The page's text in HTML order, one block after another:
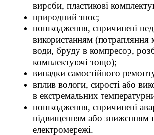
вироби, пластикові
природний знос;
пошкодження, спричинені
використанням (потрапляння
води, бруду в компресор,
комплектуючі тощо);
випадки самостійного
вплив вологи, сирості або
в екстремальних
пошкодження, спричинені
підвищенням або зниженням
електромережі.